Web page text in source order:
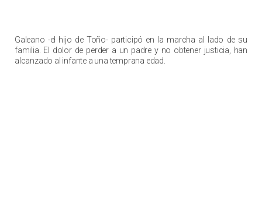
Galeano -el hijo de Toño- participó en la marcha al lado de su
familia. El dolor de perder a un padre y no obtener justicia, han
alcanzado al infante a una temprana edad.